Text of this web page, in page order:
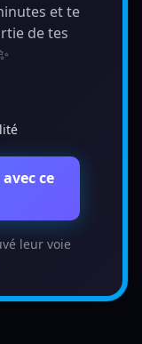
et te
de tes
ce
leur voie